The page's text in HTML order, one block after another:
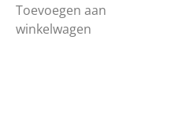
Toevoegen aan
winkelwagen